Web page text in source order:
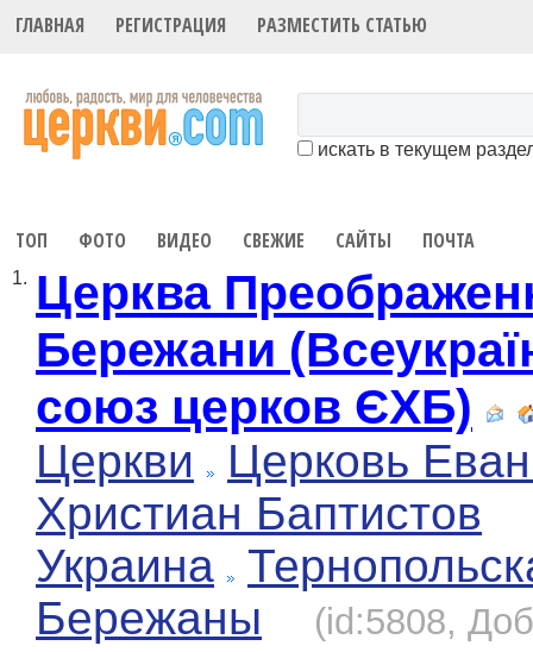
ГЛАВНАЯ РЕГИСТРАЦИЯ РАЗМЕСТИТЬ СТАТЬЮ
искать в текущем
ТОП ФОТО ВИДЕО СВЕЖИЕ САЙТЫ ПОЧТА
1. Церква
Бережани
союз церков ЄХБ)
Церкви
Церковь
Христиан Баптистов
Украина
Бережаны
(id:5808,